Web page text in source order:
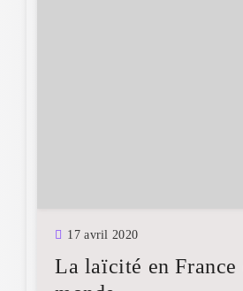
17 avril 2020
La laïcité en France